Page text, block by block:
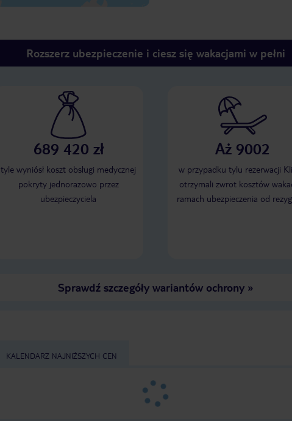
Rozszerz ubezpieczenie i ciesz się wakacjami w pełni
689 420 zł
tyle wyniósł koszt obsługi medycznej
pokryty jednorazowo przez
ubezpieczyciela
Aż 9002
w przypadku tylu rezerwacji
otrzymali zwrot kosztów
ramach ubezpieczenia od
Sprawdź szczegóły wariantów ochrony»
KALENDARZ NAJNIŻSZYCH CEN